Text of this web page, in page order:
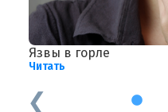
Язвы в горле
Читать
1